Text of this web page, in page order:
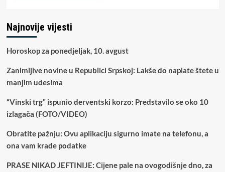
Najnovije vijesti
Horoskop za ponedjeljak, 10. avgust
Zanimljive novine u Republici Srpskoj: Lakše do naplate štete u
manjim udesima
“Vinski trg” ispunio derventski korzo: Predstavilo se oko 10
izlagača (FOTO/VIDEO)
Obratite pažnju: Ovu aplikaciju sigurno imate na telefonu, a
ona vam krade podatke
PRASE NIKAD JEFTINIJE: Cijene pale na ovogodišnje dno, za